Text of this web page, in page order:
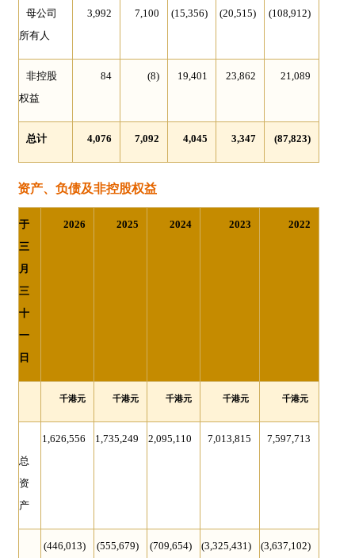
母公司
所有人
3,992 7,100 (15,356) (20,515) (108,912)
非控股
权益
84 (8) 19,401 23,862 21,089
总计 4,076 7,092 4,045 3,347 (87,823)
资产、负债及非控股权益
于
三
月
三
十
一
日
2026 2025 2024 2023 2022
千港元 千港元 千港元 千港元 千港元
总
资
产
1,626,556 1,735,249 2,095,110 7,013,815 7,597,713
(446,013) (555,679) (709,654) (3,325,431) (3,637,102)